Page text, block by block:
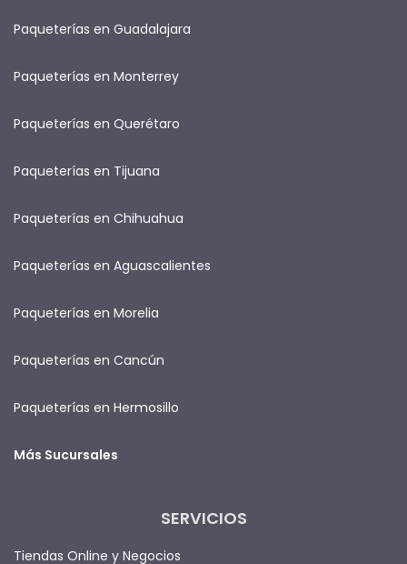
Paqueterías en Guadalajara
Paqueterías en Monterrey
Paqueterías en Querétaro
Paqueterías en Tijuana
Paqueterías en Chihuahua
Paqueterías en Aguascalientes
Paqueterías en Morelia
Paqueterías en Cancún
Paqueterías en Hermosillo
Más Sucursales
SERVICIOS
Tiendas Online y Negocios